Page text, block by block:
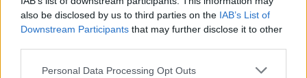
also be disclosed by us to third parties on the IAB’s List of
Downstream Participants that may further disclose it to other
Please note that this website/app uses one or more Google
Personal Data Processing Opt Outs